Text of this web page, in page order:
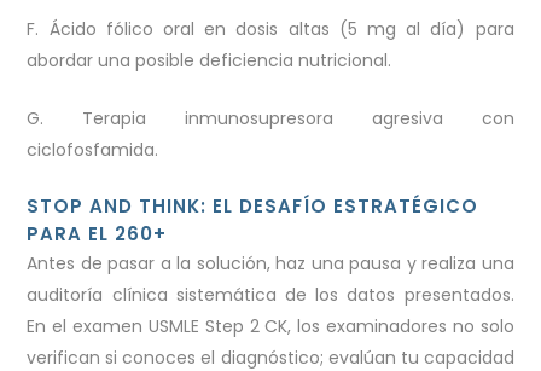
F. Ácido fólico oral en dosis altas (5 mg al día) para
abordar una posible deficiencia nutricional.
G. Terapia inmunosupresora agresiva con
ciclofosfamida.
STOP AND THINK: EL DESAFÍO ESTRATÉGICO
PARA EL 260+
Antes de pasar a la solución, haz una pausa y realiza una
auditoría clínica sistemática de los datos presentados.
En el examen USMLE Step 2 CK, los examinadores no solo
verifican si conoces el diagnóstico; evalúan tu capacidad